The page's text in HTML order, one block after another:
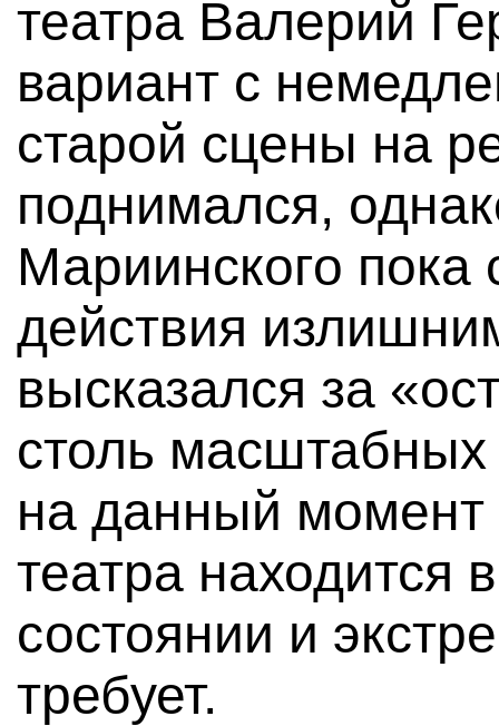
театра Валерий
вариант с
старой сцены на
поднимался,
Мариинского пока
действия
высказался за
столь масштабных
на данный момент
театра находится
состоянии и
требует.